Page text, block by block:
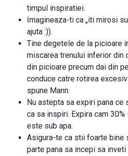
timpul inspiratiei.
Imagineaza-ti ca „iti mirosi
ajuta :)).
Tine degetele de la picioare
miscarea trenului inferior din
din picioare precum dai din
conduce catre rotirea
spune Mann.
Nu astepta sa expiri pana ce
ca sa inspiri. Expira cam
este sub apa.
Asigura-te ca stii foarte bine
parte pana sa incepi sa